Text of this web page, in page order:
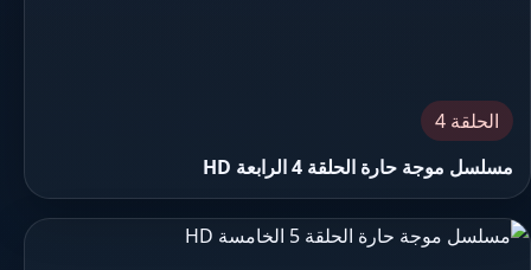
الحلقة 4
مسلسل موجة حارة الحلقة 4 الرابعة HD